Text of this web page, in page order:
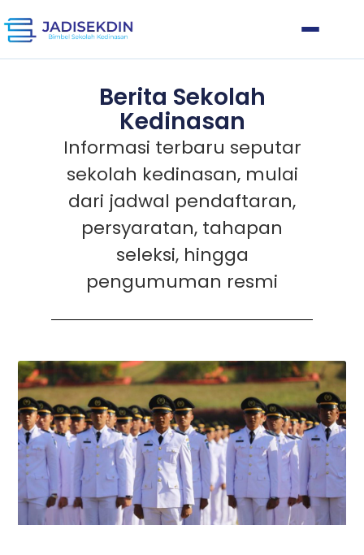
Berita Sekolah
Kedinasan
Informasi terbaru seputar
sekolah kedinasan, mulai
dari jadwal pendaftaran,
persyaratan, tahapan
seleksi, hingga
pengumuman resmi